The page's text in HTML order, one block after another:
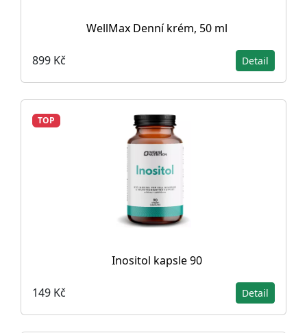
WellMax Denní krém, 50 ml
899 Kč Detail
TOP
Inositol kapsle 90
149 Kč Detail